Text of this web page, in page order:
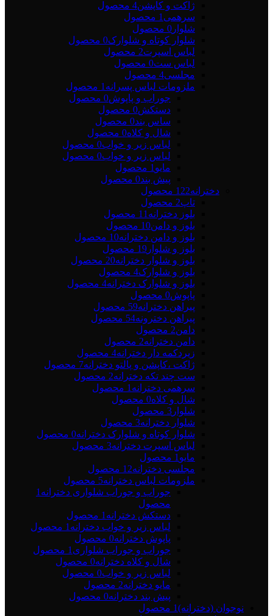
ژاکت و کاپشن4 محصول
سرهمی 1 محصول
شلوار 0 محصول
شلوار کوتاه و شلوارک0 محصول
لباس اسپرت2 محصول
لباس ست0 محصول
مجلسی4 محصول
ملزومات لباس پسرانه 1 محصول
جوراب و پاپوش0 محصول
دستکش0 محصول
ساس بند0 محصول
شال و کلاه0 محصول
لباس زیر و خواب0 محصول
لباس زیر و خواب0 محصول
مایو 1 محصول
پیش بند0 محصول
دخترانه122 محصول
تاپ2 محصول
بلوز دخترانه 11 محصول
بلوز و دامن10 محصول
بلوز و دامن دخترانه10 محصول
بلوز و شلوار 19 محصول
بلوز و شلوار دخترانه20 محصول
بلوز و شلوارک4 محصول
بلوز و شلوارک دخترانه4 محصول
پاپوش0 محصول
پیراهن دخترانه59 محصول
پیراهن دخترونه54 محصول
دامن2 محصول
دامن دخترانه2 محصول
زیردکمه دار دخترانه4 محصول
ژاکت ،کاپشن و پالتو دخترانه7 محصول
ست چند تکه دخترانه2 محصول
سرهمی دخترانه 1 محصول
شال و کلاه0 محصول
شلوار 3 محصول
شلوار دخترانه3 محصول
شلوار کوتاه و شلوارک دخترانه0 محصول
لباس اسپرت دخترانه3 محصول
مایو 1 محصول
مجلسی دخترانه12 محصول
ملزومات لباس دخترانه5 محصول
جوراب و جوراب شلواری دخترانه 1
محصول
دستکش دخترانه 1 محصول
لباس زیر و خواب دخترانه 1 محصول
پاپوش دخترانه0 محصول
جوراب و جوراب شلواری 1 محصول
شال و کلاه دخترانه0 محصول
لباس زیر و خواب0 محصول
مایو دخترانه2 محصول
پیش بند دخترانه0 محصول
نوجوان (دخترانه)1 محصول